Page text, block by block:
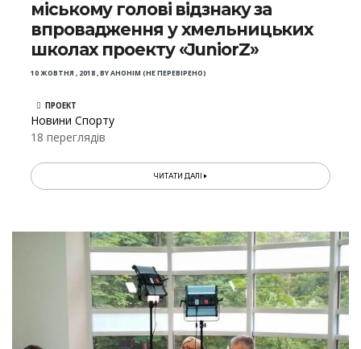
міському голові відзнаку за
впровадження у хмельницьких
школах проекту «JuniorZ»
10 ЖОВТНЯ , 2018,BYАНОНІМ (НЕ ПЕРЕВІРЕНО)
ПРОЕКТ
Новини Спорту
18 переглядів
ЧИТАТИ ДАЛІ